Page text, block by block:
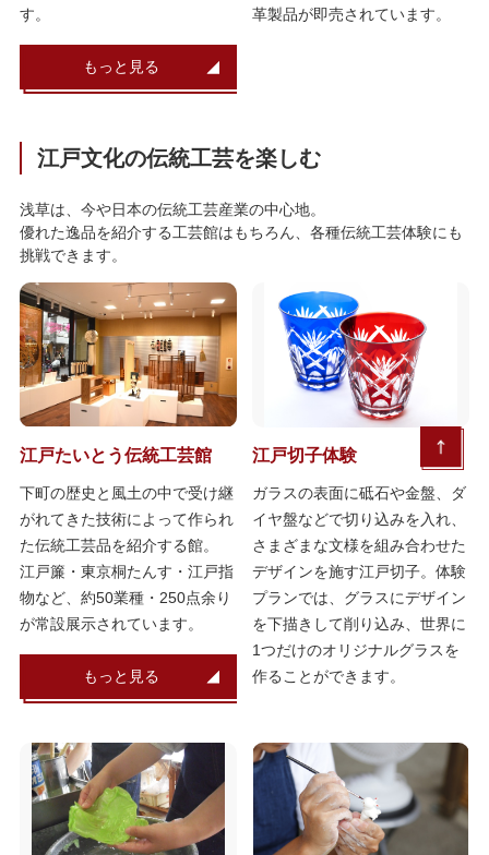
す。
もっと見る
革製品が即売されています。
江戸文化の伝統工芸を楽しむ
浅草は、今や日本の伝統工芸産業の中心地。
優れた逸品を紹介する工芸館はもちろん、各種伝統工芸体験にも
挑戦できます。
江戸たいとう伝統工芸館
下町の歴史と風土の中で受け継
がれてきた技術によって作られ
た伝統工芸品を紹介する館。
江戸簾・東京桐たんす・江戸指
物など、約50業種・250点余り
が常設展示されています。
もっと見る
江戸切子体験
ガラスの表面に砥石や金盤、ダ
イヤ盤などで切り込みを入れ、
さまざまな文様を組み合わせた
デザインを施す江戸切子。体験
プランでは、グラスにデザイン
を下描きして削り込み、世界に
1つだけのオリジナルグラスを
作ることができます。